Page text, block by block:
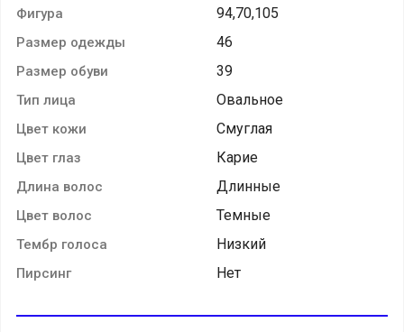
Фигура 94,70,105
Размер одежды 46
Размер обуви 39
Тип лица Овальное
Цвет кожи Смуглая
Цвет глаз Карие
Длина волос Длинные
Цвет волос Темные
Тембр голоса Низкий
Пирсинг Нет